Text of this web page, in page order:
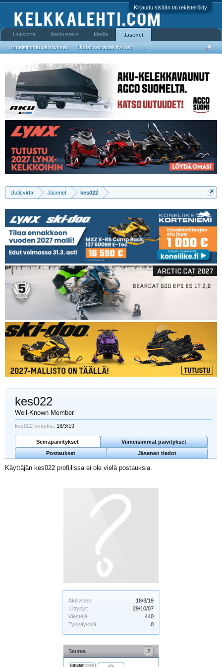
Kirjaudu sisään tai rekisteröidy
Uutisvirta Jäsenet kes022
Aktiivinen:
18/3/19
Liittynyt:
29/10/07
Viestejä:
440
Tykkäyksiä:
0
Seuraa 2
kes022
Well-Known Member
kes022 viimeksi: 18/3/19
Seinäpäivitykset
Viimeisimmät päivitykset
Postaukset
Jäsenen tiedot
Käyttäjän kes022 profiilissa ei ole vielä postauksia.
Uutisvirta Keskustelut Media Jäsenet
Viimeisimmät päivitykset Uudet seinäpäivitykset